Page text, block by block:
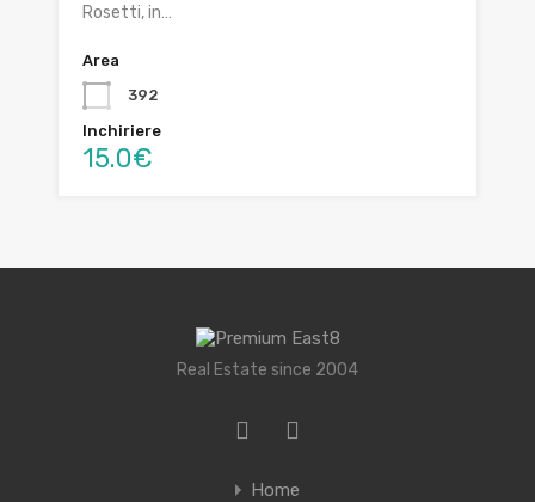
Rosetti, in…
Area
392
Inchiriere
15.0€
Real Estate since 2004
Home